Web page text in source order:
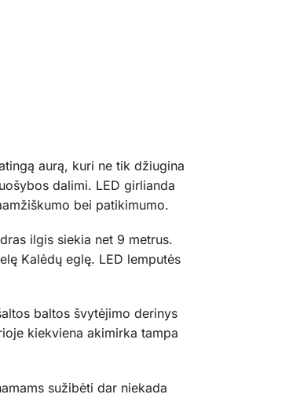
aurą, kuri ne tik džiugina
dalimi. LED girlianda
bei patikimumo.
ilgis siekia net 9 metrus.
Kalėdų eglę. LED lemputės
baltos švytėjimo derinys
kiekviena akimirka tampa
sužibėti dar niekada